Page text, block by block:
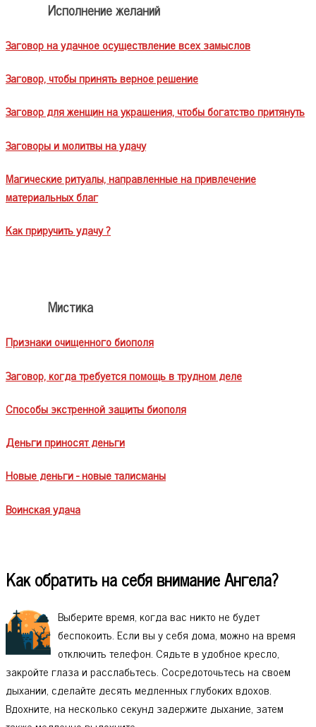
Исполнение желаний
Заговор на удачное осуществление всех замыслов
Заговор, чтобы принять верное решение
Заговор для женщин на украшения, чтобы богатство притянуть
Заговоры и молитвы на удачу
Магические ритуалы, направленные на привлечение
материальных благ
Как приручить удачу ?
Мистика
Признаки очищенного биополя
Заговор, когда требуется помощь в трудном деле
Способы экстренной защиты биополя
Деньги приносят деньги
Новые деньги - новые талисманы
Воинская удача
Как обратить на себя внимание Ангела?
Выберите время, когда вас никто не будет
беспокоить. Если вы у себя дома, можно на время
отключить телефон. Сядьте в удобное кресло,
закройте глаза и расслабьтесь. Сосредоточьтесь на своем
дыхании, сделайте десять медленных глубоких вдохов.
Вдохните, на несколько секунд задержите дыхание, затем